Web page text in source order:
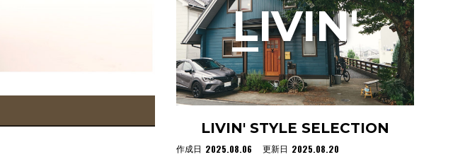
LIVIN' STYLE SELECTION
作成日 2025.08.06 更新日 2025.08.20
LIVIN'